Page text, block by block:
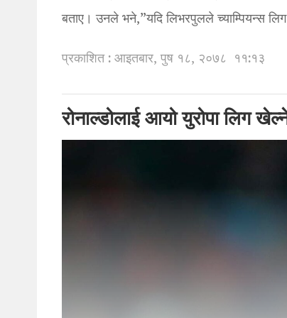
बताए। उनले भने,”यदि लिभरपुलले च्याम्पियन्स
प्रकाशित : आइतबार, पुष १८, २०७८ ११:१३
रोनाल्डोलाई आयो युरोपा लिग